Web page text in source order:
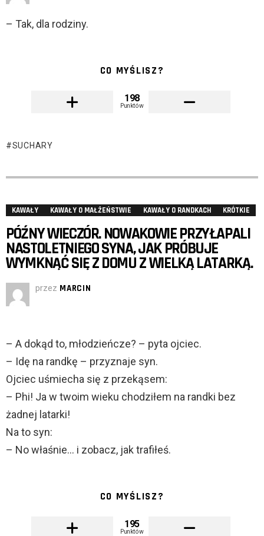
– Tak, dla rodziny.
CO MYŚLISZ?
198
Punktów
SUCHARY
KAWAŁY KAWAŁY O MAŁŻEŃSTWIE KAWAŁY O RANDKACH KRÓTKIE
PÓŹNY WIECZÓR. NOWAKOWIE PRZYŁAPALI
NASTOLETNIEGO SYNA, JAK PRÓBUJE
WYMKNĄĆ SIĘ Z DOMU Z WIELKĄ LATARKĄ.
przez MARCIN
– A dokąd to, młodzieńcze? – pyta ojciec.
– Idę na randkę – przyznaje syn.
Ojciec uśmiecha się z przekąsem:
– Phi! Ja w twoim wieku chodziłem na randki bez
żadnej latarki!
Na to syn:
– No właśnie… i zobacz, jak trafiłeś.
CO MYŚLISZ?
195
Punktów